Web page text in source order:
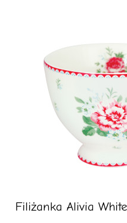
Filiżanka Alivia